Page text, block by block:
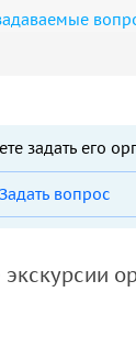
задать его
Задать вопрос